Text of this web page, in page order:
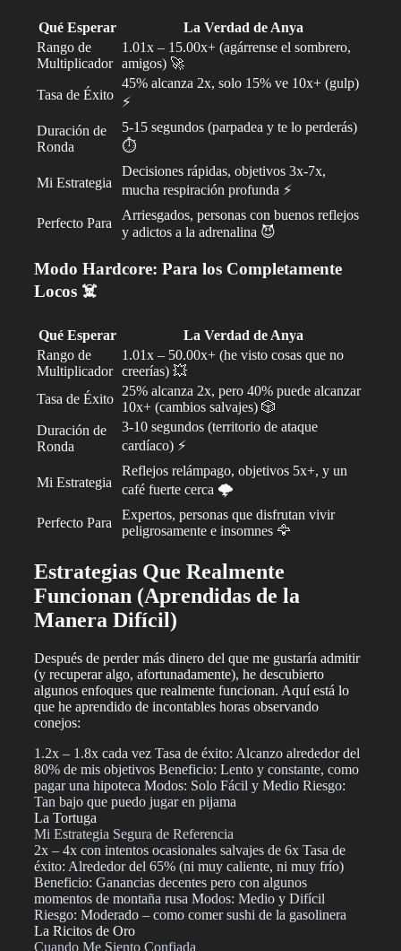
Qué Esperar
La Verdad de Anya
Rango de
Multiplicador
1.01x – 15.00x+ (agárrense el sombrero,
amigos) 🚀
Tasa de Éxito
45% alcanza 2x, solo 15% ve 10x+ (gulp)
⚡
Duración de
Ronda
5-15 segundos (parpadea y te lo perderás)
⏱️
Mi Estrategia
Decisiones rápidas, objetivos 3x-7x,
mucha respiración profunda ⚡
Perfecto Para
Arriesgados, personas con buenos reflejos
y adictos a la adrenalina 😈
Modo Hardcore: Para los Completamente
Locos ☠️
Qué Esperar
La Verdad de Anya
Rango de
Multiplicador
1.01x – 50.00x+ (he visto cosas que no
creerías) 💥
Tasa de Éxito
25% alcanza 2x, pero 40% puede alcanzar
10x+ (cambios salvajes) 🎲
Duración de
Ronda
3-10 segundos (territorio de ataque
cardíaco) ⚡
Mi Estrategia
Reflejos relámpago, objetivos 5x+, y un
café fuerte cerca 🌩️
Perfecto Para
Expertos, personas que disfrutan vivir
peligrosamente e insomnes 🦅
Estrategias Que Realmente
Funcionan (Aprendidas de la
Manera Difícil)
Después de perder más dinero del que me gustaría admitir
(y recuperar algo, afortunadamente), he descubierto
algunos enfoques que realmente funcionan. Aquí está lo
que he aprendido de incontables horas observando
conejos:
1.2x – 1.8x cada vez Tasa de éxito: Alcanzo alrededor del
80% de mis objetivos Beneficio: Lento y constante, como
pagar una hipoteca Modos: Solo Fácil y Medio Riesgo:
Tan bajo que puedo jugar en pijama
La Tortuga
Mi Estrategia Segura de Referencia
2x – 4x con intentos ocasionales salvajes de 6x Tasa de
éxito: Alrededor del 65% (ni muy caliente, ni muy frío)
Beneficio: Ganancias decentes pero con algunos
momentos de montaña rusa Modos: Medio y Difícil
Riesgo: Moderado – como comer sushi de la gasolinera
La Ricitos de Oro
Cuando Me Siento Confiada